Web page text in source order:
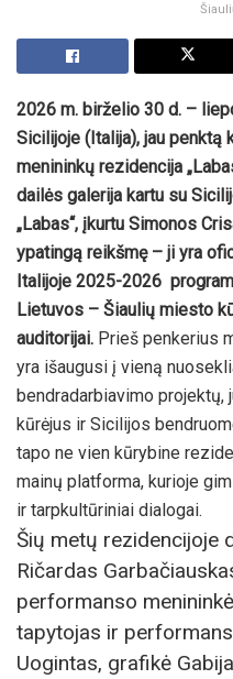
2026 m. birželio 30 d. –
Sicilijoje (Italija), jau penktą
menininkų rezidencija
dailės galerija kartu su
„Labas“, įkurtu Simonos
ypatingą reikšmę – ji yra
Italijoje 2025-2026
Lietuvos – Šiaulių miesto
auditorijai. Prieš penkerius
yra išaugusi į vieną
bendradarbiavimo projektų,
kūrėjus ir Sicilijos
tapo ne vien kūrybine
mainų platforma, kurioje
ir tarpkultūriniai dialogai.
Šių metų rezidencijoje
Ričardas
performanso
tapytojas ir
Uogintas, grafikė